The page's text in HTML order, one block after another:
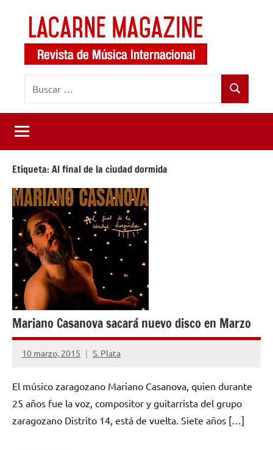
contenido
LaCarne
Magazine
de
música
internacional
Buscar
Etiqueta:Al final de la ciudad dormida
Mariano Casanova sacará nuevo disco en Marzo
10 marzo, 2015 S. Plata
No
comentarios
El músico zaragozano Mariano Casanova, quien durante
25 años fue la voz, compositor y guitarrista del grupo
zaragozano Distrito 14, está de vuelta. Siete años […]